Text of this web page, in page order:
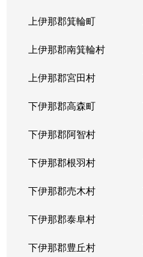
上伊那郡箕輪町
上伊那郡南箕輪村
上伊那郡宮田村
下伊那郡高森町
下伊那郡阿智村
下伊那郡根羽村
下伊那郡売木村
下伊那郡泰阜村
下伊那郡豊丘村